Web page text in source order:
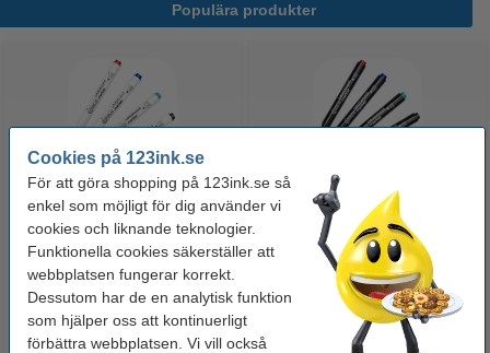
Cookies på 123ink.se
För att göra shopping på 123ink.se så
enkel som möjligt för dig använder vi
cookies och liknande teknologier.
Funktionella cookies säkerställer att
webbplatsen fungerar korrekt.
Dessutom har de en analytisk funktion
som hjälper oss att kontinuerligt
förbättra webbplatsen. Vi vill också
Populära produkter
Whiteboardpenna 2.5mm |
60 kr Inkl. 25% Moms
Märkpenna permanent 2.5mm |
123ink | 4st
50 kr Inkl. 25% Moms